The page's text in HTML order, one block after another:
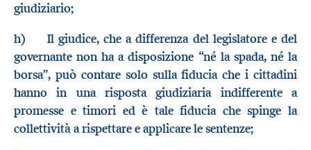
giudiziario;
h) Il giudice, che a differenza del legislatore e del
governante non ha a disposizione “né la spada, né la
borsa”, può contare solo sulla fiducia che i cittadini
hanno in una risposta giudiziaria indifferente a
promesse e timori ed è tale fiducia che spinge la
collettività a rispettare e applicare le sentenze;